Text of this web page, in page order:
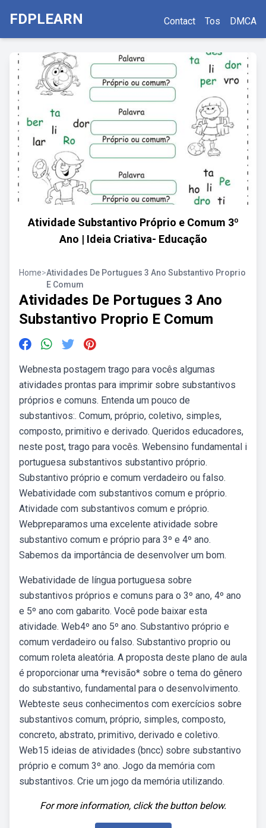
FDPLEARN Contact Tos DMCA
Atividade Substantivo Próprio e Comum 3º
Ano | Ideia Criativa- Educação
Home>Atividades De Portugues 3 Ano Substantivo Proprio
E Comum
Atividades De Portugues 3 Ano
Substantivo Proprio E Comum
Webnesta postagem trago para vocês algumas
atividades prontas para imprimir sobre substantivos
próprios e comuns. Entenda um pouco de
substantivos:. Comum, próprio, coletivo, simples,
composto, primitivo e derivado. Queridos educadores,
neste post, trago para vocês. Webensino fundamental i
portuguesa substantivos substantivo próprio.
Substantivo próprio e comum verdadeiro ou falso.
Webatividade com substantivos comum e próprio.
Atividade com substantivos comum e próprio.
Webpreparamos uma excelente atividade sobre
substantivo comum e próprio para 3º e 4º ano.
Sabemos da importância de desenvolver um bom.
Webatividade de língua portuguesa sobre
substantivos próprios e comuns para o 3º ano, 4º ano
e 5º ano com gabarito. Você pode baixar esta
atividade. Web4º ano 5º ano. Substantivo próprio e
comum verdadeiro ou falso. Substantivo proprio ou
comum roleta aleatória. A proposta deste plano de aula
é proporcionar uma *revisão* sobre o tema do gênero
do substantivo, fundamental para o desenvolvimento.
Webteste seus conhecimentos com exercícios sobre
substantivos comum, próprio, simples, composto,
concreto, abstrato, primitivo, derivado e coletivo.
Web15 ideias de atividades (bncc) sobre substantivo
próprio e comum 3º ano. Jogo da memória com
substantivos. Crie um jogo da memória utilizando.
For more information, click the button below.